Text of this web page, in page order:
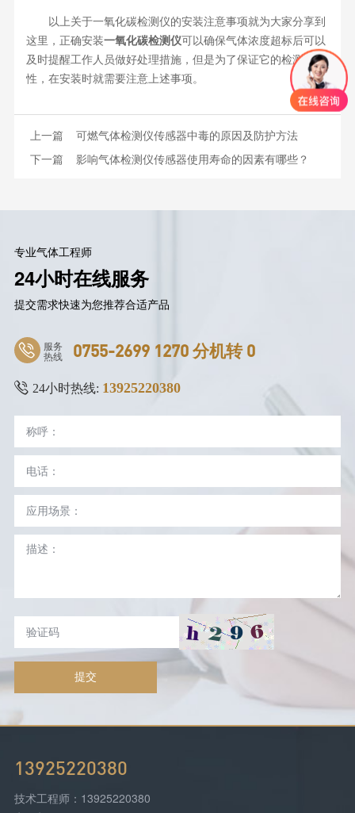
以上关于一氧化碳检测仪的安装注意事项就为大家分享到
这里，正确安装一氧化碳检测仪可以确保气体浓度超标后可以
及时提醒工作人员做好处理措施，但是为了保证它的检测准确
性，在安装时就需要注意上述事项。
上一篇 可燃气体检测仪传感器中毒的原因及防护方法
下一篇 影响气体检测仪传感器使用寿命的因素有哪些？
专业气体工程师
24小时在线服务
提交需求快速为您推荐合适产品
服务
热线 0755-2699 1270 分机转 0
24小时热线: 13925220380
提交
13925220380
技术工程师：13925220380